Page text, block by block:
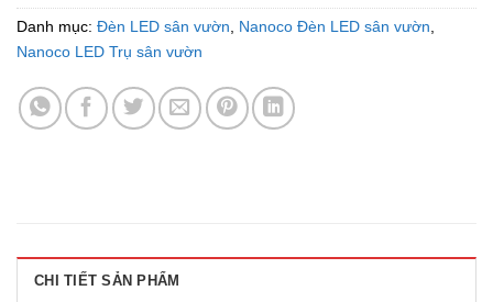
Danh mục: Đèn LED sân vườn, Nanoco Đèn LED sân vườn,
Nanoco LED Trụ sân vườn
CHI TIẾT SẢN PHẨM